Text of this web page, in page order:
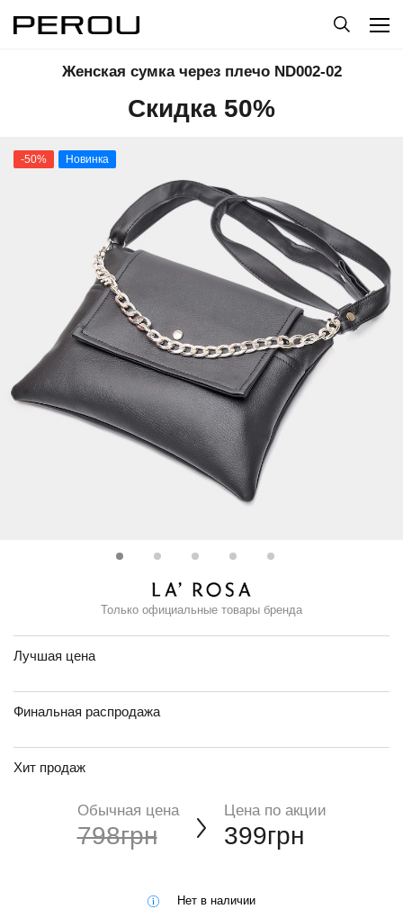
Женская сумка через плечо ND002-02
Скидка 50%
-50% Новинка
Только официальные товары бренда
Лучшая цена
Финальная распродажа
Хит продаж
Обычная цена
798грн
Цена по акции
399грн
Нет в наличии